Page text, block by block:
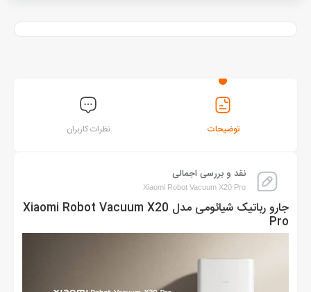
توضیحات نظرات کاربران
نقد و بررسی اجمالی
Xiaomi Robot Vacuum X20 Pro
جارو رباتیک شیائومی مدل Xiaomi Robot Vacuum X20
Pro